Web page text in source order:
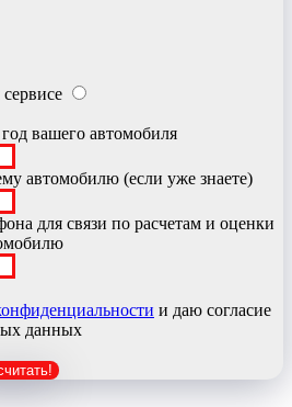
вашего автомобиля
автомобилю (если уже знаете)
для связи по расчетам и оценки
и даю согласие
данных